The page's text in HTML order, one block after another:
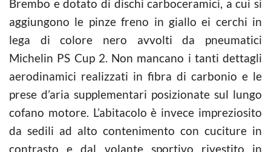
Brembo e dotato di dischi carboceramici, a cui si
aggiungono le pinze freno in giallo ei cerchi in
lega di colore nero avvolti da pneumatici
Michelin PS Cup 2. Non mancano i tanti dettagli
aerodinamici realizzati in fibra di carbonio e le
prese d’aria supplementari posizionate sul lungo
cofano motore. L’abitacolo è invece impreziosito
da sedili ad alto contenimento con cuciture in
contrasto e dal volante sportivo rivestito in